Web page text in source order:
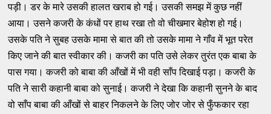
पड़ी। डर के मारे उसकी हालत खराब हो गई। उसकी समझ में कुछ नहीं
आया। उसने कजरी के कंधों पर हाथ रखा तो वो चीखमार बेहोश हो गई।
उसके पति ने सुबह उसके मामा से बात की तो उसके मामा ने गाँव में भूत परेत
किए जाने की बात स्वीकार की। कजरी का पति उसे लेकर तुरंत एक बाबा के
पास गया। कजरी को बाबा की आँखों में भी वही साँप दिखाई पड़ा। कजरी के
पति ने सारी कहानी बाबा को सुनाई। कजरी ने देखा कि कहानी सुनने के बाद
वो साँप बाबा की आँखों से बाहर निकलने के लिए जोर जोर से फुँफकार रहा